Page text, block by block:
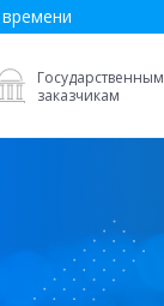
Государственным
заказчикам